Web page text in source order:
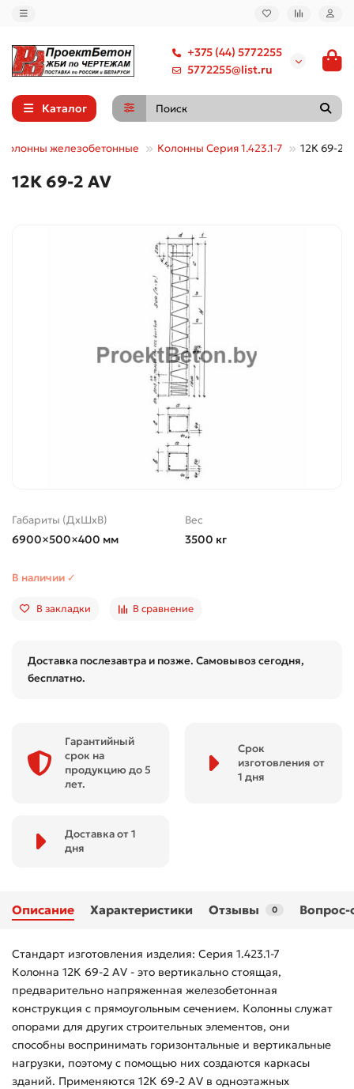
+375 (44) 5772255
5772255@list.ru
Каталог
Колонны железобетонные Колонны Серия 1.423.1-7 12К 69-2
12К 69-2 АV
Габариты (ДхШхВ)
6900×500×400 мм
Вес
3500 кг
В наличии ✓
В закладки В сравнение
Доставка послезавтра и позже. Самовывоз сегодня,
бесплатно.
Гарантийный
срок на
продукцию до 5
лет.
Срок
изготовления от
1 дня
Доставка от 1
дня
Описание Характеристики Отзывы 0 Вопрос-
Стандарт изготовления изделия: Серия 1.423.1-7
Колонна 12К 69-2 АV - это вертикально стоящая,
предварительно напряженная железобетонная
конструкция с прямоугольным сечением. Колонны служат
опорами для других строительных элементов, они
способны воспринимать горизонтальные и вертикальные
нагрузки, поэтому с помощью них создаются каркасы
зданий. Применяются 12К 69-2 АV в одноэтажных